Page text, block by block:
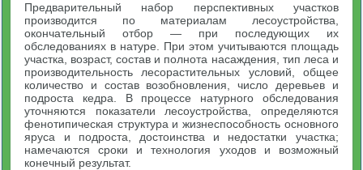
Предварительный набор перспективных участков
производится по материалам лесоустройства,
окончательный отбор — при последующих их
обследованиях в натуре. При этом учитываются площадь
участка, возраст, состав и полнота насаждения, тип леса и
производительность лесорастительных условий, общее
количество и состав возобновления, число деревьев и
подроста кедра. В процессе натурного обследования
уточняются показатели лесоустройства, определяются
фенотипическая структура и жизнеспособность основного
яруса и подроста, достоинства и недостатки участка;
намечаются сроки и технология уходов и возможный
конечный результат.